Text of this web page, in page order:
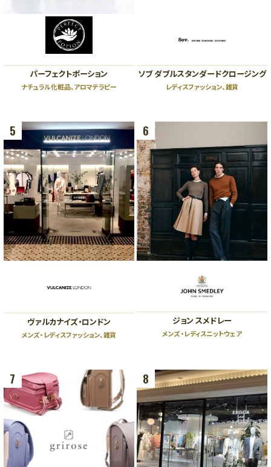
ファッション、グッズ、カフェ、エン
タテインメント
（地下通路）
阪神 大阪梅田駅
Osaka Metro 西梅田駅
JR 大阪駅
阪神 福島駅
JR 新福島駅
ショッピングフロアPLAZA11:00～20:00 ENT11:00～20:00
レストランフロアPLAZA11:00～22:30 ENT11:00～23:00
※一部店舗により営業時間が異なります。
休館日｜不定休
パーフェクトポーション
ナチュラル化粧品、アロマテラピー
ソブ ダブルスタンダードクロージング
レディスファッション、雑貨
5
ヴァルカナイズ・ロンドン
メンズ・レディスファッション、雑貨
6
ジョン スメドレー
メンズ・レディスニットウェア
7 8